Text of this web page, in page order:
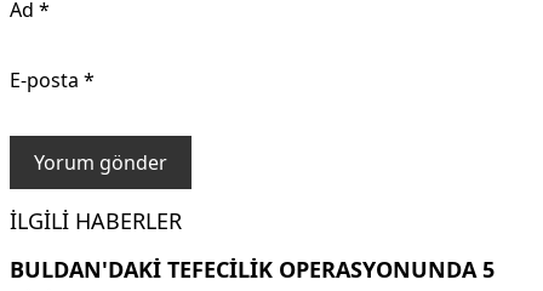
Ad *
E-posta *
İLGILI HABERLER
BULDAN'DAKI TEFECILIK OPERASYONUNDA 5